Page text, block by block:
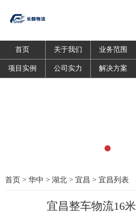
首页 关于我们 业务范围
项目实例 公司实力 解决方案
首页 > 华中 > 湖北 > 宜昌 > 宜昌列表
宜昌整车物流16